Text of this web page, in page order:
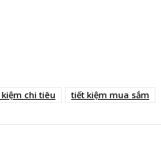
chi tiêu tiết kiệm mua sắm